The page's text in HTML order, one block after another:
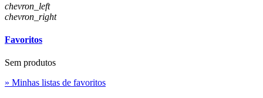
chevron_left
chevron_right
Favoritos
Sem produtos
» Minhas listas de favoritos